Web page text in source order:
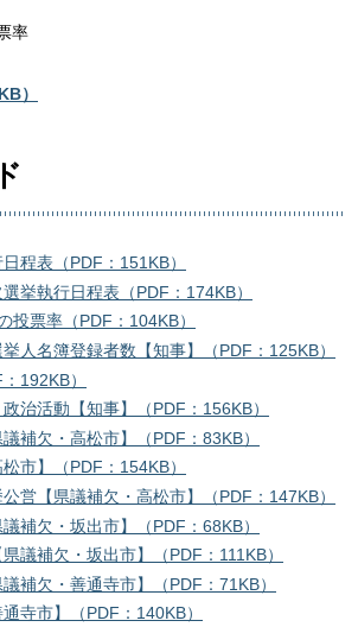
率
）
程表（PDF：151KB）
挙執行日程表（PDF：174KB）
投票率（PDF：104KB）
人名簿登録者数【知事】（PDF：125KB）
192KB）
治活動【知事】（PDF：156KB）
補欠・高松市】（PDF：83KB）
市】（PDF：154KB）
営【県議補欠・高松市】（PDF：147KB）
補欠・坂出市】（PDF：68KB）
議補欠・坂出市】（PDF：111KB）
補欠・善通寺市】（PDF：71KB）
寺市】（PDF：140KB）